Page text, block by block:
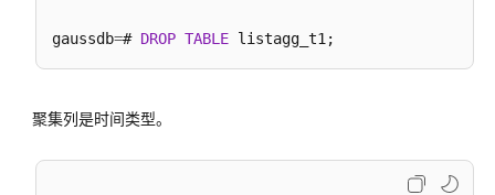
函
数
操
gaussdb=# DROP TABLE
聚集列是时间类型。